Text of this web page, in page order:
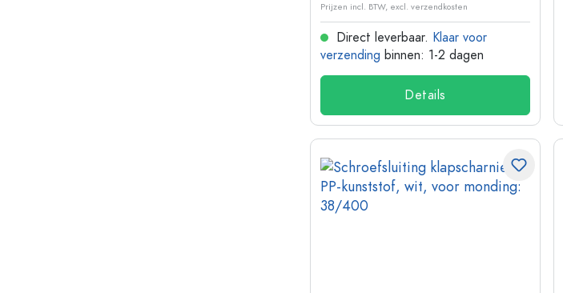
Prijzen incl. BTW, excl. verzendkosten
Direct leverbaar. Klaar voor
verzending binnen: 1-2 dagen
Details